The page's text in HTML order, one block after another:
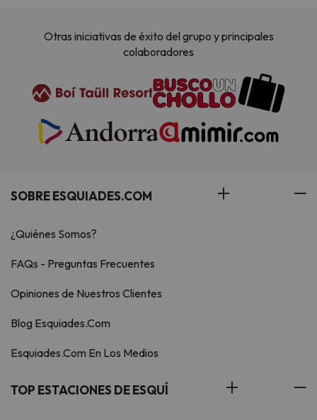
Otras iniciativas de éxito del grupo y principales
colaboradores
SOBRE ESQUIADES.COM
¿Quiénes Somos?
FAQs - Preguntas Frecuentes
Opiniones de Nuestros Clientes
Blog Esquiades.Com
Esquiades.Com En Los Medios
TOP ESTACIONES DE ESQUÍ